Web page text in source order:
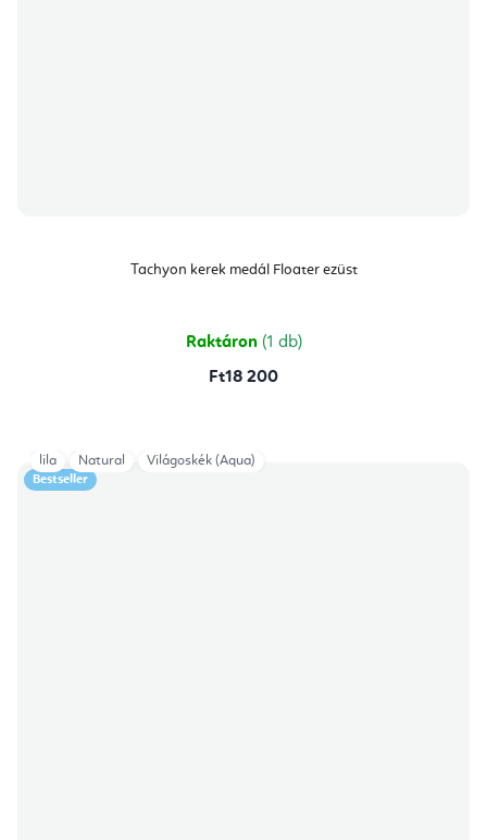
Tachyon kerek medál Floater ezüst
Raktáron (1 db)
Ft18 200
Bestseller
lila Natural Világoskék (Aqua)